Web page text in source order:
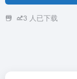
3 人已下载